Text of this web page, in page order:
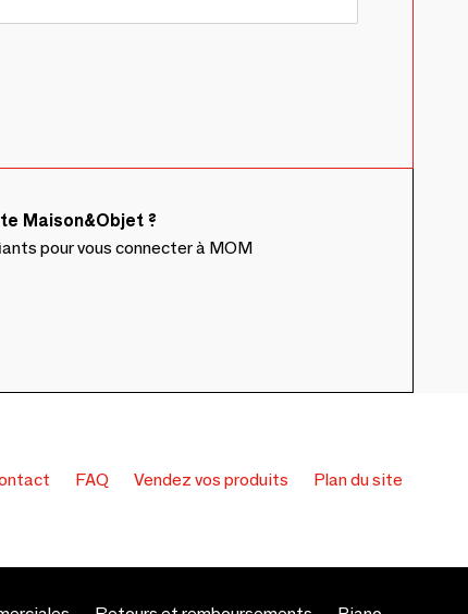
Maison&Objet ?
pour vous connecter à MOM
FAQ Vendez vos produits Plan du site